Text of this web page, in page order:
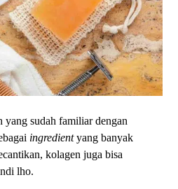
yang sudah familiar dengan
ingredientyang banyak
kolagen juga bisa
lho.